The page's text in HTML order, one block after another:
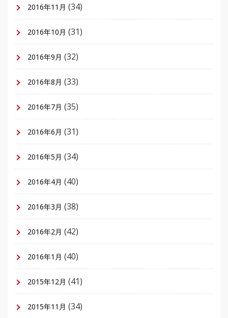
2016年11月 (34)
2016年10月 (31)
2016年9月 (32)
2016年8月 (33)
2016年7月 (35)
2016年6月 (31)
2016年5月 (34)
2016年4月 (40)
2016年3月 (38)
2016年2月 (42)
2016年1月 (40)
2015年12月 (41)
2015年11月 (34)